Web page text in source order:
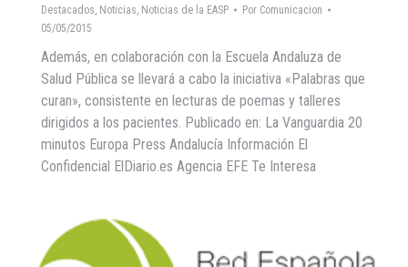
Destacados, Noticias, Noticias de la EASP Por Comunicacion
05/05/2015
Además, en colaboración con la Escuela Andaluza de
Salud Pública se llevará a cabo la iniciativa «Palabras que
curan», consistente en lecturas de poemas y talleres
dirigidos a los pacientes. Publicado en: La Vanguardia 20
minutos Europa Press Andalucía Información El
Confidencial ElDiario.es Agencia EFE Te Interesa